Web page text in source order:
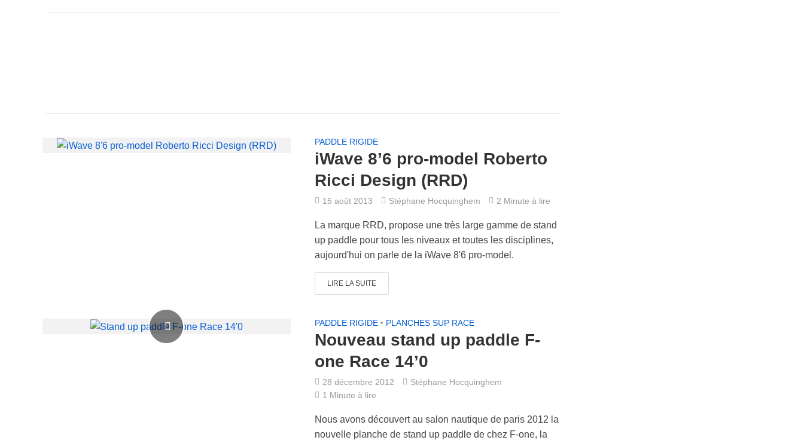
PADDLE RIGIDE
iWave 8’6 pro-model Roberto
Ricci Design (RRD)
15 août 2013 Stéphane Hocquinghem 2 Minute à lire
La marque RRD, propose une très large gamme de stand
up paddle pour tous les niveaux et toutes les disciplines,
aujourd'hui on parle de la iWave 8'6 pro-model.
LIRE LA SUITE
PADDLE RIGIDE • PLANCHES SUP RACE
Nouveau stand up paddle F-
one Race 14’0
28 décembre 2012
Stéphane Hocquinghem
1 Minute à lire
Nous avons découvert au salon nautique de paris 2012 la
nouvelle planche de stand up paddle de chez F-one, la